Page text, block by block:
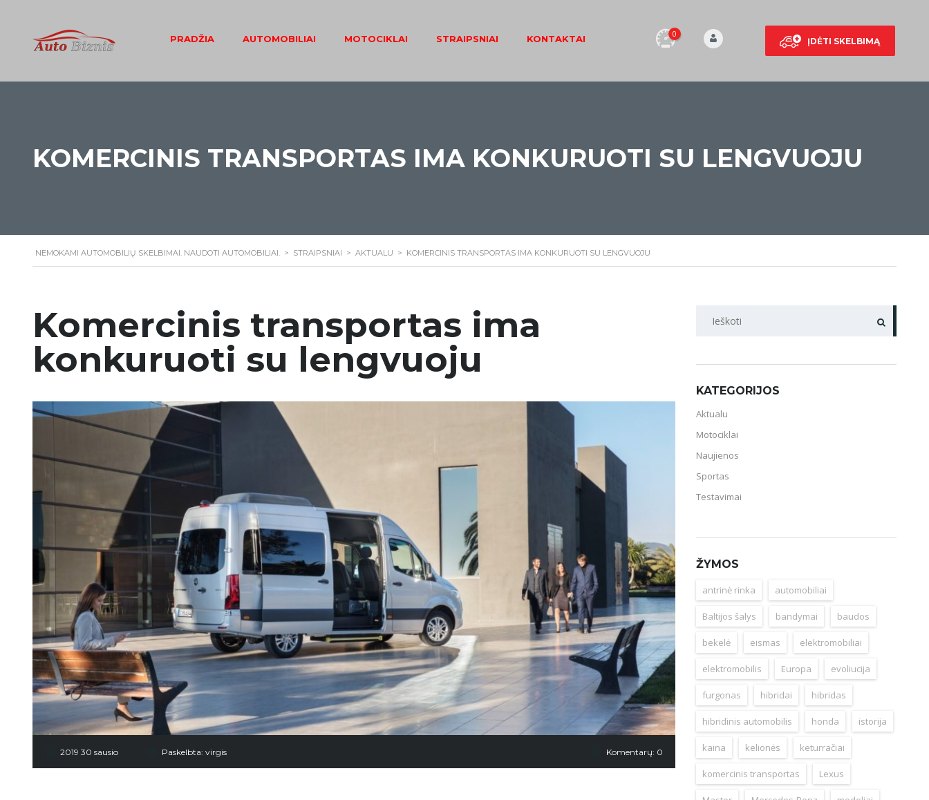
ĮDĖTI SKELBIMĄ
0
PRADŽIA AUTOMOBILIAI MOTOCIKLAI STRAIPSNIAI KONTAKTAI
KOMERCINIS TRANSPORTAS IMA KONKURUOTI SU LENGVUOJU
NEMOKAMI AUTOMOBILIŲ SKELBIMAI. NAUDOTI AUTOMOBILIAI. > STRAIPSNIAI > AKTUALU > KOMERCINIS TRANSPORTAS IMA KONKURUOTI SU LENGVUOJU
Komercinis transportas ima
konkuruoti su lengvuoju
2019 30 sausio Paskelbta: virgis Komentarų: 0
PAIEŠKA
KATEGORIJOS
Aktualu
Motociklai
Naujienos
Sportas
Testavimai
ŽYMOS
antrinė rinka automobiliai
Baltijos šalys bandymai baudos
bekelė eismas elektromobiliai
elektromobilis Europa evoliucija
furgonas hibridai hibridas
hibridinis automobilis honda istorija
kaina kelionės keturračiai
komercinis transportas Lexus